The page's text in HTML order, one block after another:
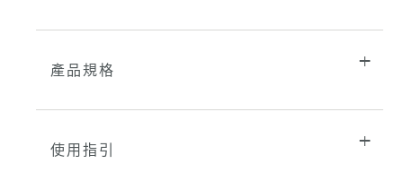
產品規格
使用指引